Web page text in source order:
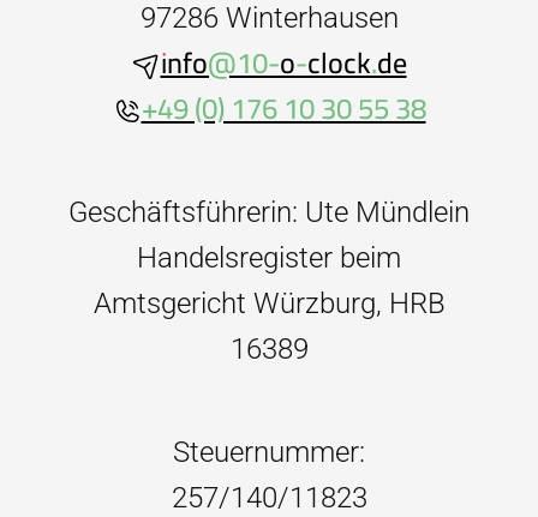
97286 Winterhausen
info@10-o-clock.de
+49 (0) 176 10 30 55 38
Geschäftsführerin: Ute Mündlein
Handelsregister beim
Amtsgericht Würzburg, HRB
16389
Steuernummer:
257/140/11823